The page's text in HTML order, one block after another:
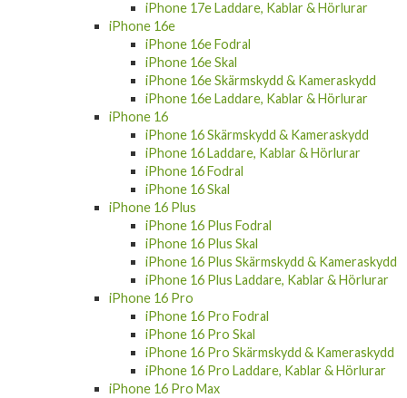
iPhone 17e Laddare, Kablar & Hörlurar
iPhone 16e
iPhone 16e Fodral
iPhone 16e Skal
iPhone 16e Skärmskydd & Kameraskydd
iPhone 16e Laddare, Kablar & Hörlurar
iPhone 16
iPhone 16 Skärmskydd & Kameraskydd
iPhone 16 Laddare, Kablar & Hörlurar
iPhone 16 Fodral
iPhone 16 Skal
iPhone 16 Plus
iPhone 16 Plus Fodral
iPhone 16 Plus Skal
iPhone 16 Plus Skärmskydd & Kameraskydd
iPhone 16 Plus Laddare, Kablar & Hörlurar
iPhone 16 Pro
iPhone 16 Pro Fodral
iPhone 16 Pro Skal
iPhone 16 Pro Skärmskydd & Kameraskydd
iPhone 16 Pro Laddare, Kablar & Hörlurar
iPhone 16 Pro Max